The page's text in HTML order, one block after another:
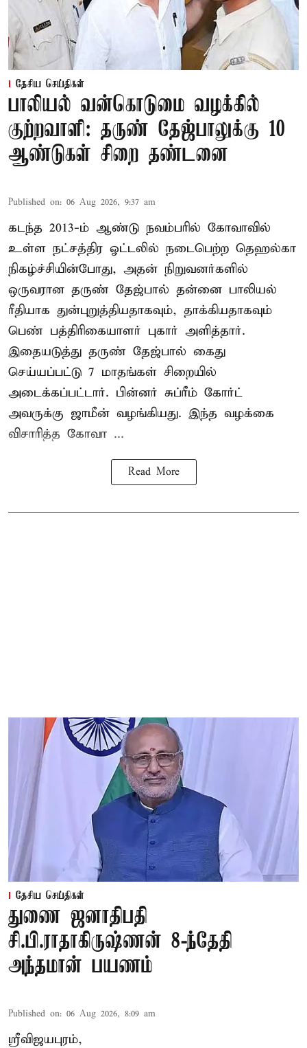
தேசிய செய்திகள்
பாலியல் வன்கொடுமை வழக்கில்
குற்றவாளி: தருண் தேஜ்பாலுக்கு 10
ஆண்டுகள் சிறை தண்டனை
Published on: 06 Aug 2026, 9:37 am
கடந்த 2013-ம் ஆண்டு நவம்பரில் கோவாவில்
உள்ள நட்சத்திர ஓட்டலில் நடைபெற்ற தெஹல்கா
நிகழ்ச்சியின்போது, அதன் நிறுவனர்களில்
ஒருவரான தருண் தேஜ்பால் தன்னை பாலியல்
ரீதியாக துன்புறுத்தியதாகவும், தாக்கியதாகவும்
பெண் பத்திரிகையாளர் புகார் அளித்தார்.
இதையடுத்து தருண் தேஜ்பால் கைது
செய்யப்பட்டு 7 மாதங்கள் சிறையில்
அடைக்கப்பட்டார். பின்னர் சுப்ரீம் கோர்ட்
அவருக்கு ஜாமீன் வழங்கியது. இந்த வழக்கை
விசாரித்த கோவா ...
Read More
தேசிய செய்திகள்
துணை ஜனாதிபதி
சி.பி.ராதாகிருஷ்ணன் 8-ந்தேதி
அந்தமான் பயணம்
Published on: 06 Aug 2026, 8:09 am
ஸ்ரீவிஜயபுரம்,